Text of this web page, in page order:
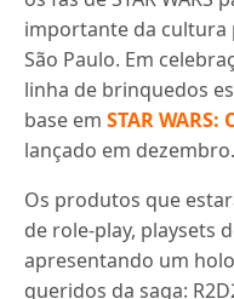
importante da cultura
São Paulo. Em
linha de brinquedos
base emSTAR
lançado em dezembro.
Os produtos que
de role-play, playsets
apresentando um
queridos da saga: